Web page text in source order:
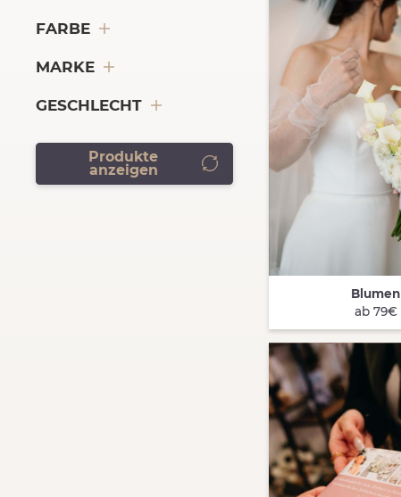
FARBE
MARKE
GESCHLECHT
Produkte
anzeigen
QUICK VIEW
Blumen
ab 79€